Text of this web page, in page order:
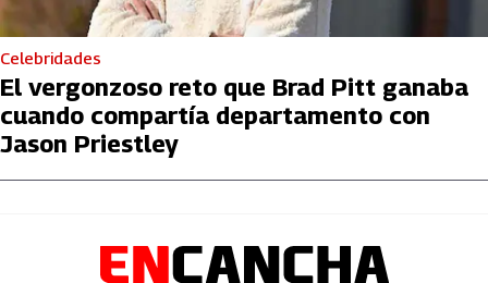
Celebridades
El vergonzoso reto que Brad Pitt ganaba
cuando compartía departamento con
Jason Priestley